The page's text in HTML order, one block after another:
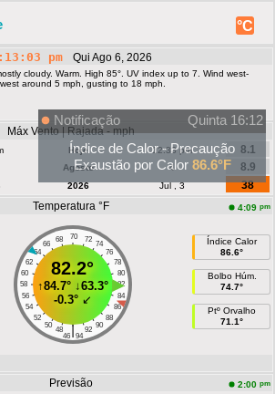
°C
pm Qui Ago 6, 2026
cloudy. Warm. High 85°. UV index up to 7. Wind west-
around 5 mph, gusting to 18 mph.
Máx Vento | Rajada - mph
Hoje 12:33 pm
8.1
Agosto 4
8.9
2026 Jul , 3
38
Temperatura °F
4:09 pm
70
68 72
66
74
64
76
62
78
60
80
58
82
56
84
54
86
52
88
50
90
48 92
|
46 94
82.2°
↑84.7°↓63.3°
-0.3°↙
Índice Calor
86.6°
Bolbo Húm.
74.7°
Ptº Orvalho
71.1°
Previsão 2:00 pm
Notificação
Quinta 16:12
Índice de Calor - Precaução
Exaustão por Calor 86.6°F